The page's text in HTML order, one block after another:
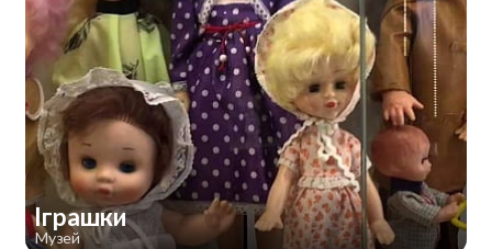
Іграшки
Музей